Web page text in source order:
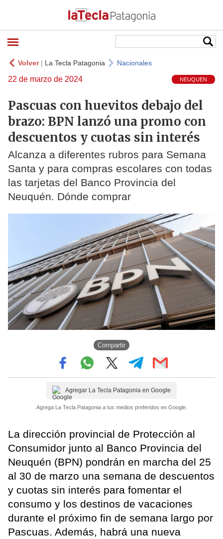
Volver| La Tecla Patagonia Nacionales
22 de marzo de 2024 NEUQUEN
Pascuas con huevitos debajo del
brazo: BPN lanzó una promo con
descuentos y cuotas sin interés
Alcanza a diferentes rubros para Semana
Santa y para compras escolares con todas
las tarjetas del Banco Provincia del
Neuquén. Dónde comprar
Compartir
Agregar La Tecla Patagonia en Google
Agrega La Tecla Patagonia a tus medios preferidos en Google.
La dirección provincial de Protección al
Consumidor junto al Banco Provincia del
Neuquén (BPN) pondrán en marcha del 25
al 30 de marzo una semana de descuentos
y cuotas sin interés para fomentar el
consumo y los destinos de vacaciones
durante el próximo fin de semana largo por
Pascuas. Además, habrá una nueva